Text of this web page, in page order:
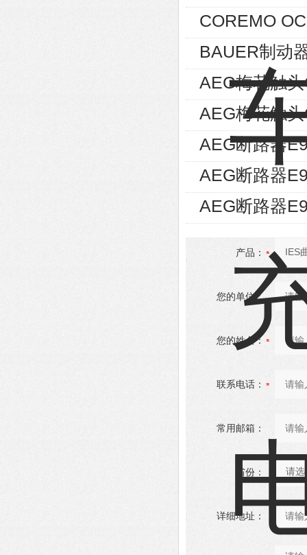
COREMO
BAUER制动
AEG梅花触
AEG梅花触
AEG断路器
AEG断路器
AEG断路器
产品：
您的单位：
您的姓名：
联系电话：
常用邮箱：
省份：
详细地址：